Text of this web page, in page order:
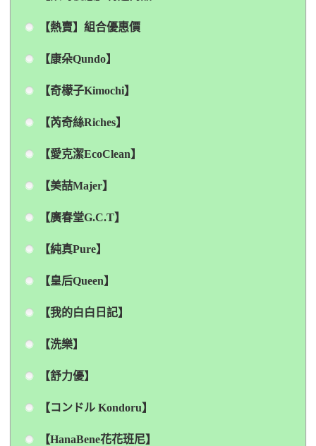
【熱賣】組合優惠價
【康朵Qundo】
【奇檬子Kimochi】
【芮奇絲Riches】
【愛克潔EcoClean】
【美喆Majer】
【廣春堂G.C.T】
【純真Pure】
【皇后Queen】
【我的白白日記】
【洗樂】
【舒力優】
【コンドル Kondoru】
【HanaBene花花班尼】